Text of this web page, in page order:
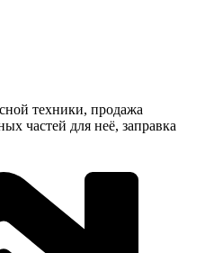
техники, продажа
частей для неё, заправка